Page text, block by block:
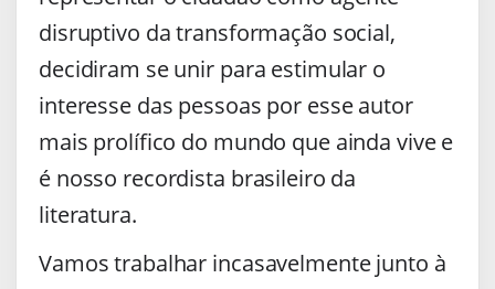
disruptivo da transformação social,
decidiram se unir para estimular o
interesse das pessoas por esse autor
mais prolífico do mundo que ainda vive e
é nosso recordista brasileiro da
literatura.
Vamos trabalhar incasavelmente junto à